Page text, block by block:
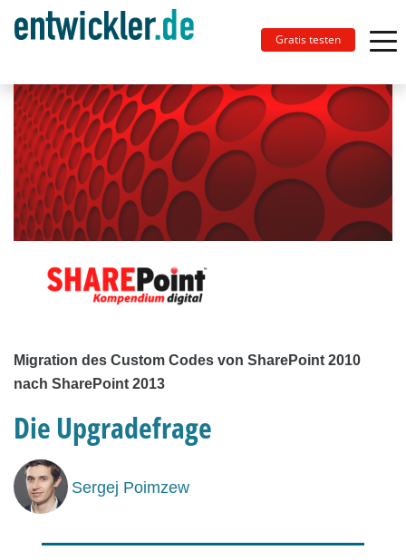
Gratis testen
Migration des Custom Codes von SharePoint 2010
nach SharePoint 2013
Die Upgradefrage
Sergej Poimzew